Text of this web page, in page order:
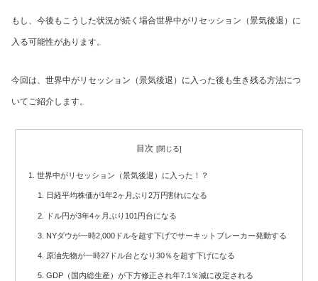
もし、今後もこうした状況が続く場合世界中がリセッション（景気後退）に
入る可能性があります。
今回は、世界中がリセッション（景気後退）に入った後も生き残る方法につ
いてご紹介します。
目次
世界中がリセッション（景気後退）に入った！？
日経平均株価が1年2ヶ月ぶり2万円割れになる
ドル円が3年4ヶ月ぶり101円台になる
NYダウが一時2,000ドルを超す下げでサーキットブレーカー発動する
原油先物が一時27ドル台となり30％を超す下げになる
GDP（国内総生産）が下方修正され年7.1％減に改定される